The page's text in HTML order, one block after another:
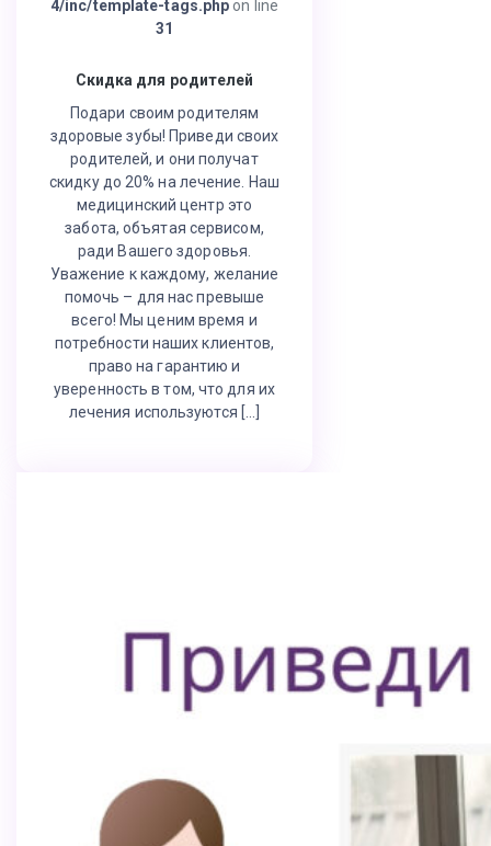
4/inc/template-tags.php on line
31
Скидка для родителей
Подари своим родителям
здоровые зубы! Приведи своих
родителей, и они получат
скидку до 20% на лечение. Наш
медицинский центр это
забота, объятая сервисом,
ради Вашего здоровья.
Уважение к каждому, желание
помочь – для нас превыше
всего! Мы ценим время и
потребности наших клиентов,
право на гарантию и
уверенность в том, что для их
лечения используются […]